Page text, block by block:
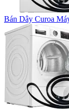
Bán Dây Curoa